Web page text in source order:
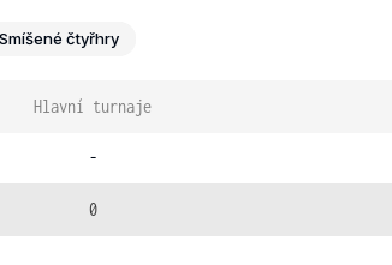
Smíšené čtyřhry
Hlavní turnaje
-
0